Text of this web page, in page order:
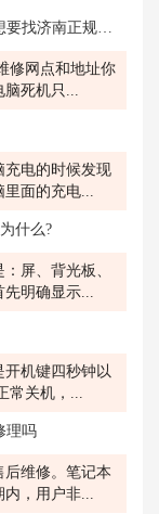
么联系售后维修啊？
修网点和地址你
脑死机只...
充电的时候发现
里面的充电...
什么?
屏、背光板、
先明确显示...
机键四秒钟以
常关机，...
理吗
维修。笔记本
内，用户非...